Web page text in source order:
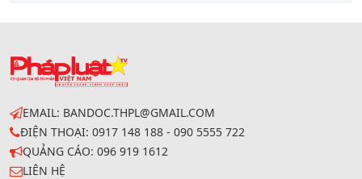
EMAIL: BANDOC.THPL@GMAIL.COM
ĐIỆN THOẠI: 0917 148 188 - 090 5555 722
QUẢNG CÁO: 096 919 1612
LIÊN HỆ